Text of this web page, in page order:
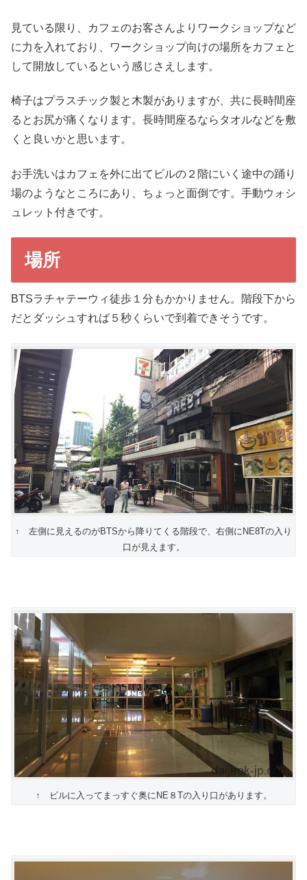
見ている限り、カフェのお客さんよりワークショップなど
に力を入れており、ワークショップ向けの場所をカフェと
して開放しているという感じさえします。
椅子はプラスチック製と木製がありますが、共に長時間座
るとお尻が痛くなります。長時間座るならタオルなどを敷
くと良いかと思います。
お手洗いはカフェを外に出てビルの２階にいく途中の踊り
場のようなところにあり、ちょっと面倒です。手動ウォシ
ュレット付きです。
場所
BTSラチャテーウィ徒歩１分もかかりません。階段下から
だとダッシュすれば５秒くらいで到着できそうです。
↑ 左側に見えるのがBTSから降りてくる階段で、右側にNE8Tの入り
口が見えます。
↑ ビルに入ってまっすぐ奥にNE８Tの入り口があります。